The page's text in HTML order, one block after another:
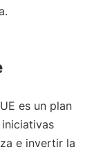
es un plan
e invertir la